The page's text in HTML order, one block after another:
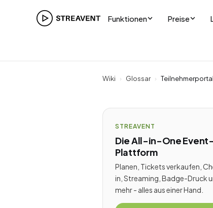
Funktionen Preise
Wiki › Glossar › Teilnehmerportal
STREAVENT
Die All-in-One Event-
Plattform
Planen, Tickets verkaufen,
in, Streaming, Badge-Druck
mehr - alles aus einer Hand.